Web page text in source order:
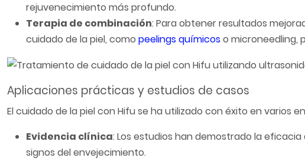
rejuvenecimiento más profundo.
Terapia de combinación: Para obtener resultados
cuidado de la piel, como peelings químicoso microneedling,
Aplicaciones prácticas y estudios de casos
El cuidado de la piel con Hifu se ha utilizado con éxito en varios
Evidencia clínica: Los estudios han demostrado la
signos del envejecimiento.